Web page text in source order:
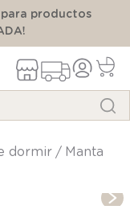
para productos
dormir
manta